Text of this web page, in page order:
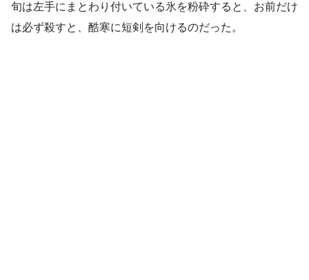
旬は左手にまとわり付いている氷を粉砕すると、お前だけ
は必ず殺すと、酷寒に短剣を向けるのだった。